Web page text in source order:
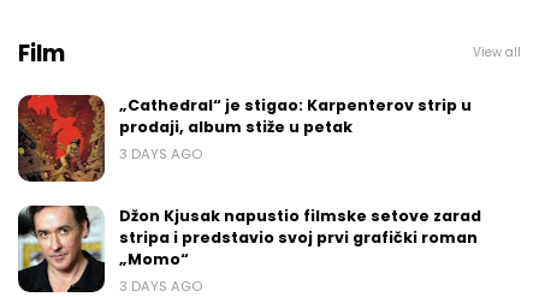
Film View all
„Cathedral“ je stigao: Karpenterov strip u
prodaji, album stiže u petak
3 DAYS AGO
Džon Kjusak napustio filmske setove zarad
stripa i predstavio svoj prvi grafički roman
„Momo“
3 DAYS AGO